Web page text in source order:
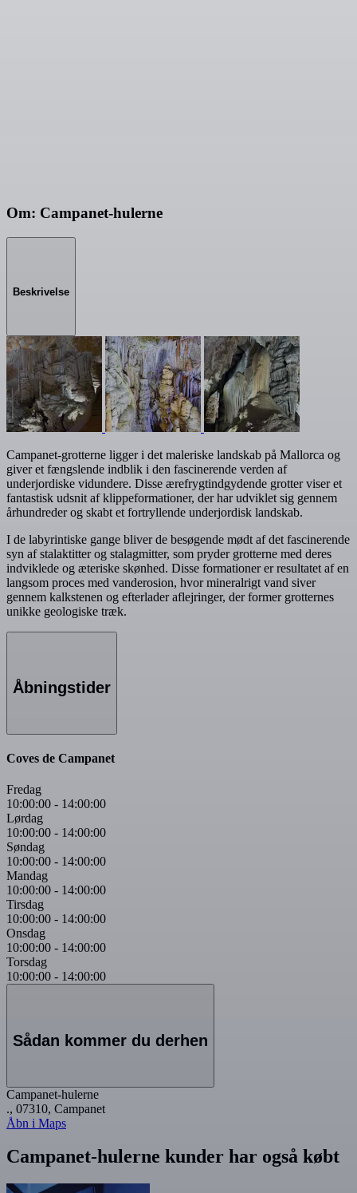
Om: Campanet-hulerne
Beskrivelse
Campanet-grotterne ligger i det maleriske landskab på Mallorca og
giver et fængslende indblik i den fascinerende verden af
underjordiske vidundere. Disse ærefrygtindgydende grotter viser et
fantastisk udsnit af klippeformationer, der har udviklet sig gennem
århundreder og skabt et fortryllende underjordisk landskab.
I de labyrintiske gange bliver de besøgende mødt af det fascinerende
syn af stalaktitter og stalagmitter, som pryder grotterne med deres
indviklede og æteriske skønhed. Disse formationer er resultatet af en
langsom proces med vanderosion, hvor mineralrigt vand siver
gennem kalkstenen og efterlader aflejringer, der former grotternes
unikke geologiske træk.
Åbningstider
Coves de Campanet
Fredag
10:00:00 - 14:00:00
Lørdag
10:00:00 - 14:00:00
Søndag
10:00:00 - 14:00:00
Mandag
10:00:00 - 14:00:00
Tirsdag
10:00:00 - 14:00:00
Onsdag
10:00:00 - 14:00:00
Torsdag
10:00:00 - 14:00:00
Sådan kommer du derhen
Campanet-hulerne
., 07310, Campanet
Åbn i Maps
Campanet-hulerne kunder har også købt